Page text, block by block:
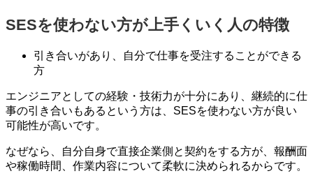
SESを使わない方が上手くいく人の特徴
引き合いがあり、自分で仕事を受注することができる
方
エンジニアとしての経験・技術力が十分にあり、継続的に仕
事の引き合いもあるという方は、SESを使わない方が良い
可能性が高いです。
なぜなら、自分自身で直接企業側と契約をする方が、報酬面
や稼働時間、作業内容について柔軟に決められるからです。